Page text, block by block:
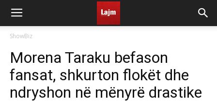
ShowBiz
Morena Taraku befason
fansat, shkurton flokët dhe
ndryshon në mënyrë drastike